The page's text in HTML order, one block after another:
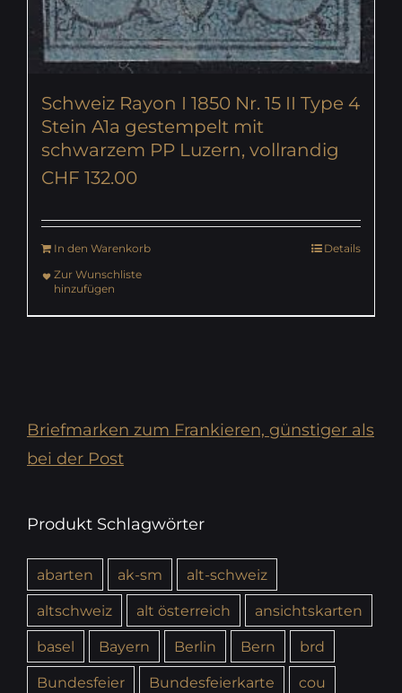
Schweiz Rayon I 1850 Nr. 15 II Type 4
Stein A1a gestempelt mit
schwarzem PP Luzern, vollrandig
CHF 132.00
In den Warenkorb
Details
Zur Wunschliste
hinzufügen
Briefmarken zum Frankieren, günstiger als
bei der Post
Produkt Schlagwörter
abarten ak-sm
alt-schweiz
altschweiz
alt österreich
ansichtskarten
basel
Bayern Berlin Bern
brd
Bundesfeier
Bundesfeierkarte
cou